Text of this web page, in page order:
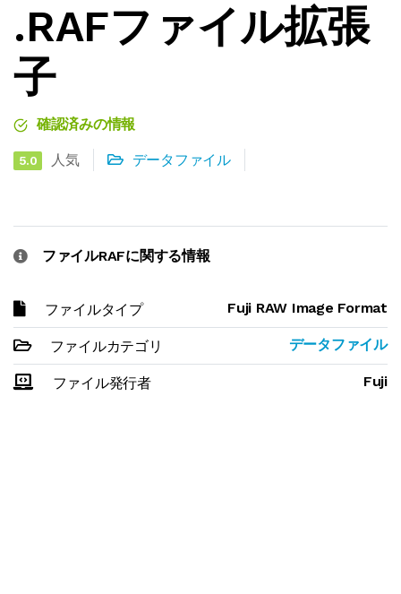
.RAFファイル拡張
子
確認済みの情報
5.0 人気 データファイル
ファイルRAFに関する情報
ファイルタイプ Fuji RAW Image Format
ファイルカテゴリ データファイル
ファイル発行者 Fuji